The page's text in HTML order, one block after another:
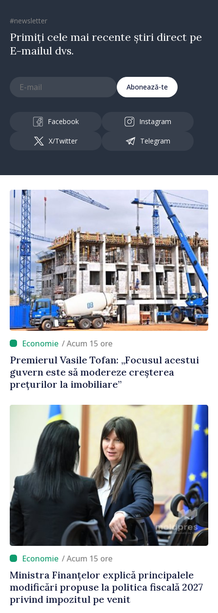
#newsletter
Primiți cele mai recente știri direct pe
E-mailul dvs.
Abonează-te
Facebook Instagram
X/Twitter Telegram
/ Acum 15 ore
Premierul Vasile Tofan: „Focusul acestui
guvern este să modereze creșterea
prețurilor la imobiliare”
/ Acum 15 ore
Ministra Finanțelor explică principalele
modificări propuse la politica fiscală 2027
privind impozitul pe venit